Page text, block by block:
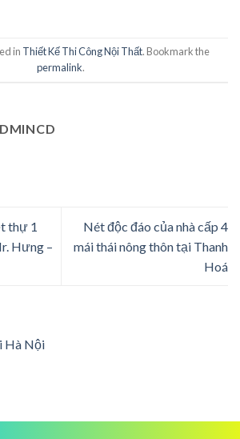
in Thiết Kế Thi Công Nội Thất. Bookmark the
permalink.
thự 1
Hưng –
Nét độc đáo của nhà cấp 4
mái thái nông thôn tại Thanh
Hoá
Hà Nội